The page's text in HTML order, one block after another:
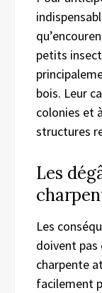
petits
bois. Leur
colonies et
structures
Les
Les
doivent pas
charpente
facilement